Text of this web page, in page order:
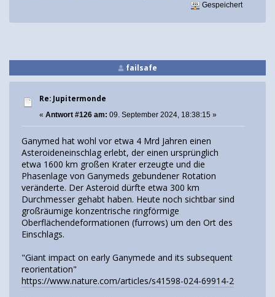
Gespeichert
failsafe
Re: Jupitermonde
« Antwort #126 am: 09. September 2024, 18:38:15 »
Ganymed hat wohl vor etwa 4 Mrd Jahren einen
Asteroideneinschlag erlebt, der einen ursprünglich
etwa 1600 km großen Krater erzeugte und die
Phasenlage von Ganymeds gebundener Rotation
veränderte. Der Asteroid dürfte etwa 300 km
Durchmesser gehabt haben. Heute noch sichtbar sind
großräumige konzentrische ringförmige
Oberflächendeformationen (furrows) um den Ort des
Einschlags.
"Giant impact on early Ganymede and its subsequent
reorientation"
https://www.nature.com/articles/s41598-024-69914-2